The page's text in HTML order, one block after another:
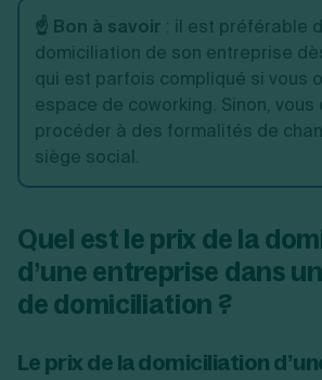
☝️ Bon à savoir : il est préférable
domiciliation de son entreprise
qui est parfois compliqué si vous
espace de coworking. Sinon, vous
procéder à des formalités de
siège social.
Quel est le prix de la
d’une entreprise dans
de domiciliation ?
Le prix de la domiciliation